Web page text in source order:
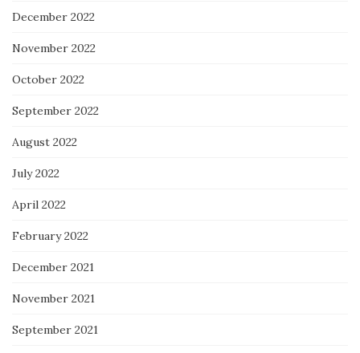
December 2022
November 2022
October 2022
September 2022
August 2022
July 2022
April 2022
February 2022
December 2021
November 2021
September 2021